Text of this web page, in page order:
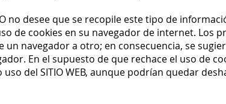
no desee que se recopile este tipo de
de cookies en su navegador de internet. Los
un navegador a otro; en consecuencia, se
En el supuesto de que rechace el uso de
del SITIO WEB, aunque podrían quedar